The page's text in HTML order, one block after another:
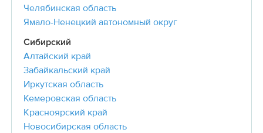
Челябинская область
Ямало-Ненецкий автономный округ
Сибирский
Алтайский край
Забайкальский край
Иркутская область
Кемеровская область
Красноярский край
Новосибирская область